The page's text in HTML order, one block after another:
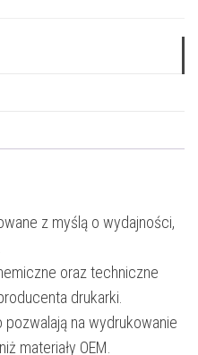
z myślą o wydajności,
oraz techniczne
drukarki.
na wydrukowanie
materiały OEM.